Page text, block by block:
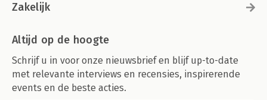
Zakelijk
Altijd op de hoogte
Schrijf u in voor onze nieuwsbrief en blijf up-to-date
met relevante interviews en recensies, inspirerende
events en de beste acties.